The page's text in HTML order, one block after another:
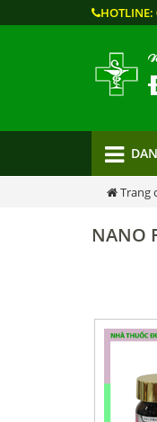
HOTLINE:
Trang
NANO